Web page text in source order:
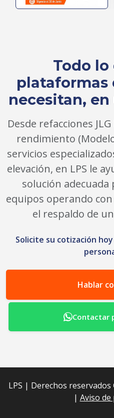
Todo lo
plataformas
necesitan,
Desde refacciones
rendimiento
servicios
elevación, en LPS le
solución
equipos operando
el respaldo de
Solicite su cotización
Hablar
Contactar
LPS | Derechos
| Aviso de